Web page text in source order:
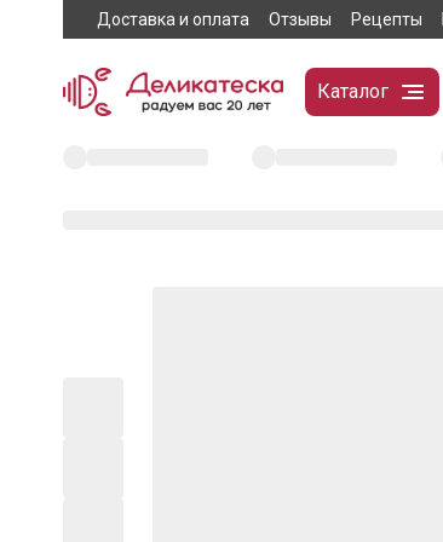
Доставка и оплата Отзывы Рецепты
Каталог